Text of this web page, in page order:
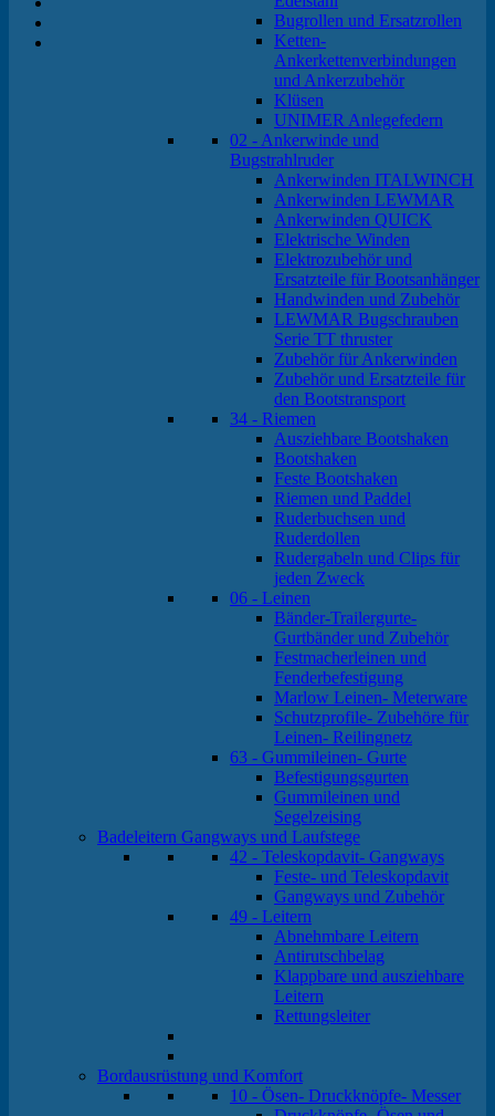
Bugrollen und Ersatzrollen
Ketten-
Ankerkettenverbindungen
und Ankerzubehör
Klüsen
UNIMER Anlegefedern
02 - Ankerwinde und
Bugstrahlruder
Ankerwinden ITALWINCH
Ankerwinden LEWMAR
Ankerwinden QUICK
Elektrische Winden
Elektrozubehör und
Ersatzteile für Bootsanhänger
Handwinden und Zubehör
LEWMAR Bugschrauben
Serie TT thruster
Zubehör für Ankerwinden
Zubehör und Ersatzteile für
den Bootstransport
34 - Riemen
Ausziehbare Bootshaken
Bootshaken
Feste Bootshaken
Riemen und Paddel
Ruderbuchsen und
Ruderdollen
Rudergabeln und Clips für
jeden Zweck
06 - Leinen
Bänder-Trailergurte-
Gurtbänder und Zubehör
Festmacherleinen und
Fenderbefestigung
Marlow Leinen- Meterware
Schutzprofile- Zubehöre für
Leinen- Reilingnetz
63 - Gummileinen- Gurte
Befestigungsgurten
Gummileinen und
Segelzeising
Badeleitern Gangways und Laufstege
42 - Teleskopdavit- Gangways
Feste- und Teleskopdavit
Gangways und Zubehör
49 - Leitern
Abnehmbare Leitern
Antirutschbelag
Klappbare und ausziehbare
Leitern
Rettungsleiter
Bordausrüstung und Komfort
10 - Ösen- Druckknöpfe- Messer